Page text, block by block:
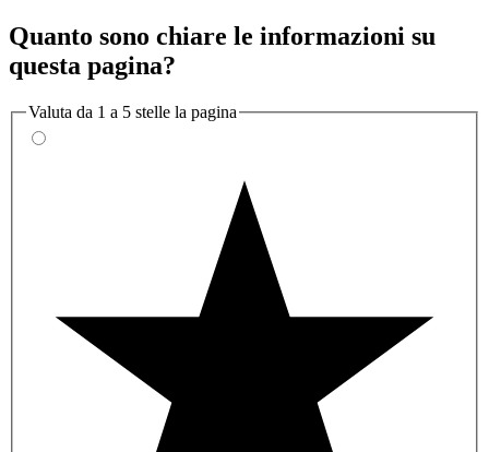
Quanto sono chiare le informazioni su
questa pagina?
Valuta da 1 a 5 stelle la pagina